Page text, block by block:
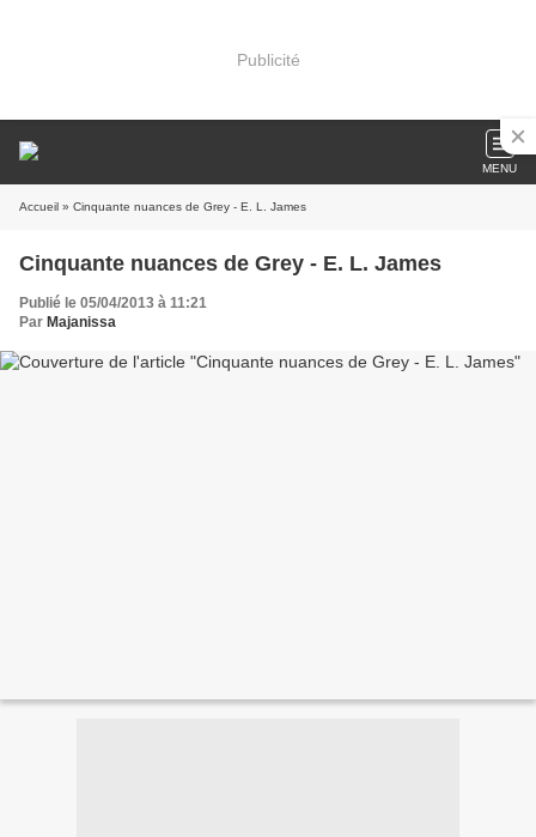
Publicité
MENU
Accueil » Cinquante nuances de Grey - E. L. James
Cinquante nuances de Grey - E. L. James
Publié le 05/04/2013 à 11:21
Par Majanissa